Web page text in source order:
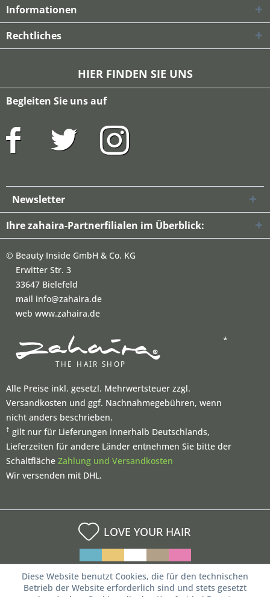
Informationen
Rechtliches
HIER FINDEN SIE UNS
Begleiten Sie uns auf
Newsletter
Ihre zahaira-Partnerfilialen im Überblick:
© Beauty Inside GmbH & Co. KG
Erwitter Str. 3
33647 Bielefeld
mail info@zahaira.de
web www.zahaira.de
*
Alle Preise inkl. gesetzl. Mehrwertsteuer zzgl.
Versandkosten und ggf. Nachnahmegebühren, wenn
nicht anders beschrieben.
† gilt nur für Lieferungen innerhalb Deutschlands,
Lieferzeiten für andere Länder entnehmen Sie bitte der
Schaltfläche Zahlung und Versandkosten
Wir versenden mit DHL.
LOVE YOUR HAIR
Diese Website benutzt Cookies, die für den technischen
Betrieb der Website erforderlich sind und stets gesetzt